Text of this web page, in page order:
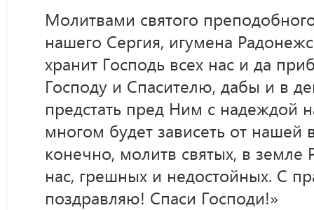
Молитвами святого
нашего Сергия, игумена
хранит Господь всех нас и да
Господу и Спасителю, дабы и в
предстать пред Ним с надеждой
многом будет зависеть от нашей
конечно, молитв святых, в земле
нас, грешных и недостойных. С
поздравляю! Спаси Господи!»